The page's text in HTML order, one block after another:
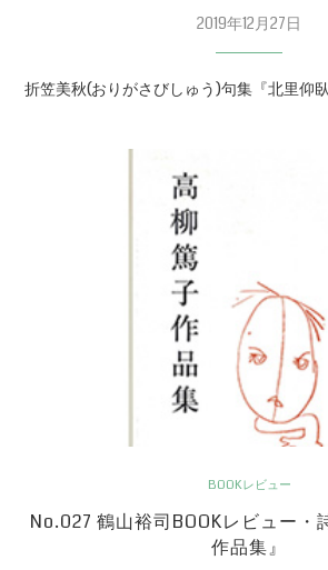
2019年12月27日
折笠美秋(おりがさびしゅう)句集『北里仰
BOOKレビュー
No.027 鶴山裕司BOOKレビュー・
作品集』